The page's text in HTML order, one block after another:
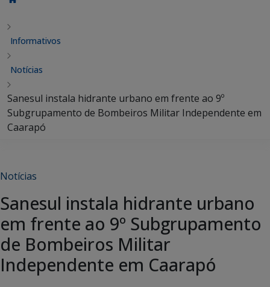
Informativos
Notícias
Sanesul instala hidrante urbano em frente ao 9º
Subgrupamento de Bombeiros Militar Independente em
Caarapó
Notícias
Sanesul instala hidrante urbano
em frente ao 9º Subgrupamento
de Bombeiros Militar
Independente em Caarapó